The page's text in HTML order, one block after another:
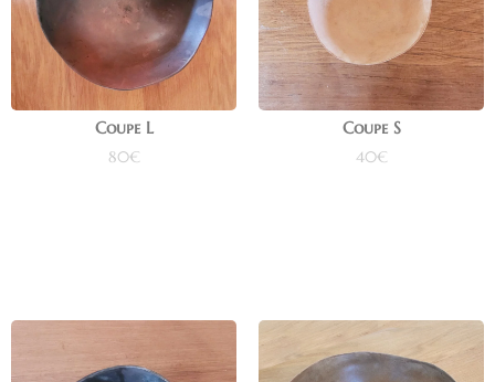
Coupe L
80€
Coupe S
40€